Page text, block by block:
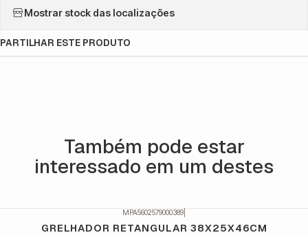
Mostrar stock das localizações
PARTILHAR ESTE PRODUTO
Também pode estar
interessado em um destes
MPA5602579000389
GRELHADOR RETANGULAR 38X25X46CM